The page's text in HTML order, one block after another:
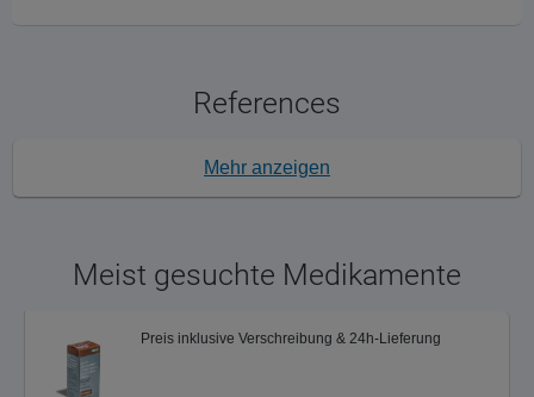
References
Mehr anzeigen
Meist gesuchte Medikamente
Preis inklusive Verschreibung & 24h-Lieferung